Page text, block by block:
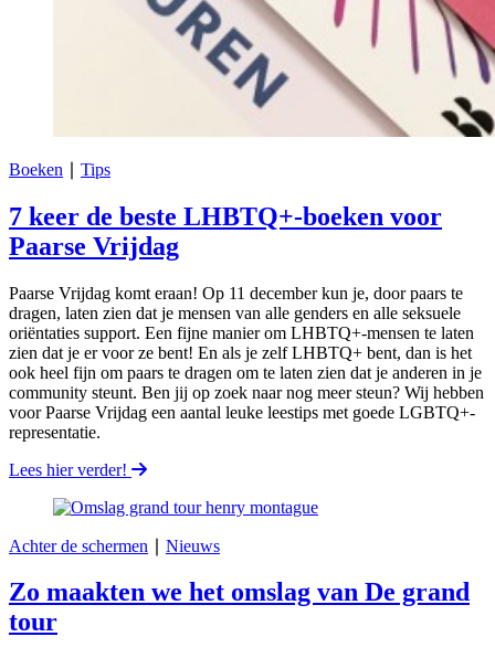
Boeken Tips
7 keer de beste LHBTQ+-boeken voor
Paarse Vrijdag
Paarse Vrijdag komt eraan! Op 11 december kun je, door paars te
dragen, laten zien dat je mensen van alle genders en alle seksuele
oriëntaties support. Een fijne manier om LHBTQ+-mensen te laten
zien dat je er voor ze bent! En als je zelf LHBTQ+ bent, dan is het
ook heel fijn om paars te dragen om te laten zien dat je anderen in je
community steunt. Ben jij op zoek naar nog meer steun? Wij hebben
voor Paarse Vrijdag een aantal leuke leestips met goede LGBTQ+-
representatie.
Lees hier verder!
Achter de schermen Nieuws
Zo maakten we het omslag van De grand
tour